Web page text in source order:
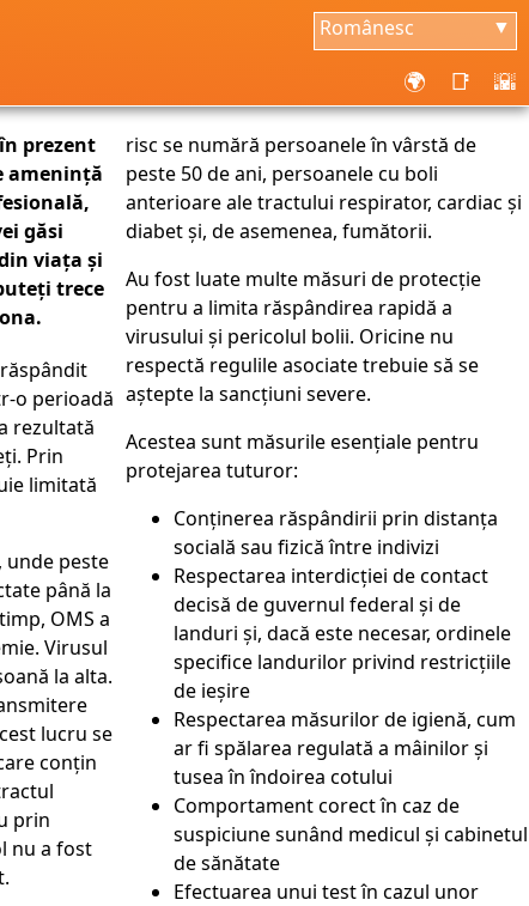
Românesc ▼
🌍 📑 🌇
prezent
amenință
găsi
viața și
trece
răspândit
o perioadă
rezultată
Prin
limitată
unde peste
până la
OMS a
Virusul
la alta.
lucru se
conțin
prin
nu a fost
risc se numără persoanele în vârstă de
peste 50 de ani, persoanele cu boli
anterioare ale tractului respirator, cardiac și
diabet și, de asemenea, fumătorii.
Au fost luate multe măsuri de protecție
pentru a limita răspândirea rapidă a
virusului și pericolul bolii. Oricine nu
respectă regulile asociate trebuie să se
aștepte la sancțiuni severe.
Acestea sunt măsurile esențiale pentru
protejarea tuturor:
Conținerea răspândirii prin distanța
socială sau fizică între indivizi
Respectarea interdicției de contact
decisă de guvernul federal și de
landuri și, dacă este necesar, ordinele
specifice landurilor privind restricțiile
de ieșire
Respectarea măsurilor de igienă, cum
ar fi spălarea regulată a mâinilor și
tusea în îndoirea cotului
Comportament corect în caz de
suspiciune sunând medicul și cabinetul
de sănătate
Efectuarea unui test în cazul unor